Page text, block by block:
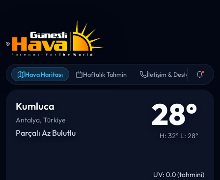
Hava Haritası Haftalık Tahmin İletişim & Destek
Kumluca
Antalya, Türkiye
Parçalı Az Bulutlu 28°
H: 32° L: 28°
UV: 0.0 (tahmini)